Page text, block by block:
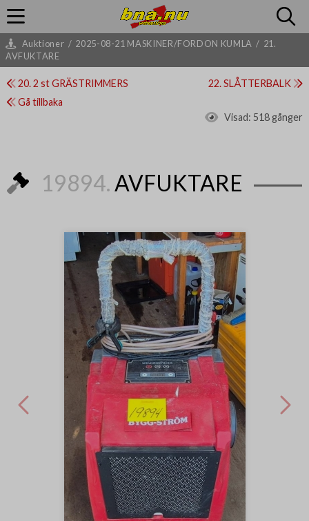
Auktioner / 2025-08-21 MASKINER/FORDON KUMLA / 21.
AVFUKTARE
20. 2 st GRÄSTRIMMERS
22. SLÅTTERBALK
Gå tillbaka
Visad: 518 gånger
19894.AVFUKTARE